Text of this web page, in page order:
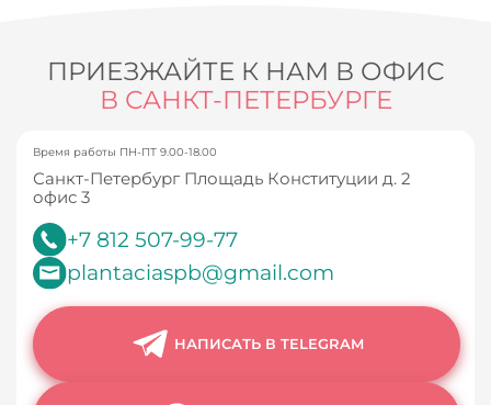
ПРИЕЗЖАЙТЕ К НАМ В ОФИС
В САНКТ-ПЕТЕРБУРГЕ
Время работы ПН-ПТ 9.00-18.00
Санкт-Петербург Площадь Конституции д. 2
офис 3
+7 812 507-99-77
plantaciaspb@gmail.com
НАПИСАТЬ В TELEGRAM